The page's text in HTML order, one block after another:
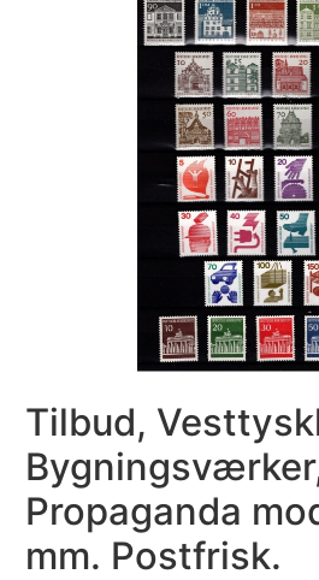
Tilbud,
Propaganda
mm. Postfrisk.